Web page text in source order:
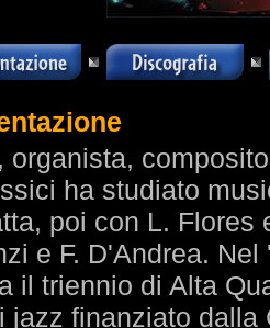
organista,
ha studiato
poi con L. Flores
e F. D'Andrea.
il triennio di Alta
jazz finanziato